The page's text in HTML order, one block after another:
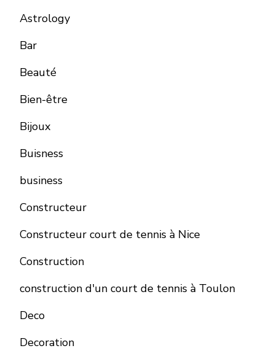
Astrology
Bar
Beauté
Bien-être
Bijoux
Buisness
business
Constructeur
Constructeur court de tennis à Nice
Construction
construction d'un court de tennis à Toulon
Deco
Decoration